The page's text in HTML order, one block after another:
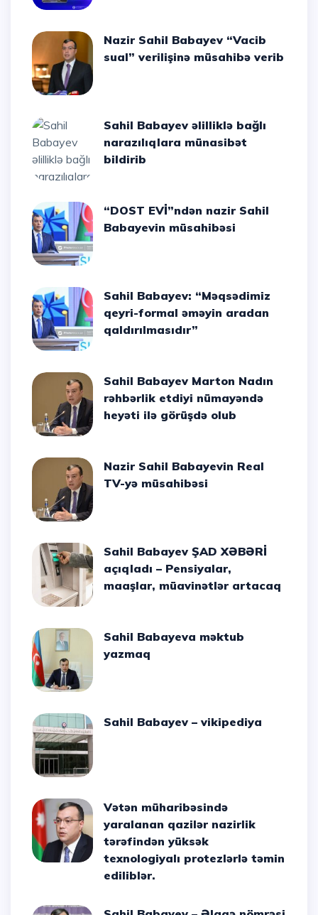
Nazir Sahil Babayev “Vacib
sual” verilişinə müsahibə verib
Sahil Babayev əlilliklə bağlı
narazılıqlara münasibət
bildirib
“DOST EVİ”ndən nazir Sahil
Babayevin müsahibəsi
Sahil Babayev: “Məqsədimiz
qeyri-formal əməyin aradan
qaldırılmasıdır”
Sahil Babayev Marton Nadın
rəhbərlik etdiyi nümayəndə
heyəti ilə görüşdə olub
Nazir Sahil Babayevin Real
TV-yə müsahibəsi
Sahil Babayev ŞAD XƏBƏRİ
açıqladı – Pensiyalar,
maaşlar, müavinətlər artacaq
Sahil Babayeva məktub
yazmaq
Sahil Babayev – vikipediya
Vətən müharibəsində
yaralanan qazilər nazirlik
tərəfindən yüksək
texnologiyalı protezlərlə təmin
ediliblər.